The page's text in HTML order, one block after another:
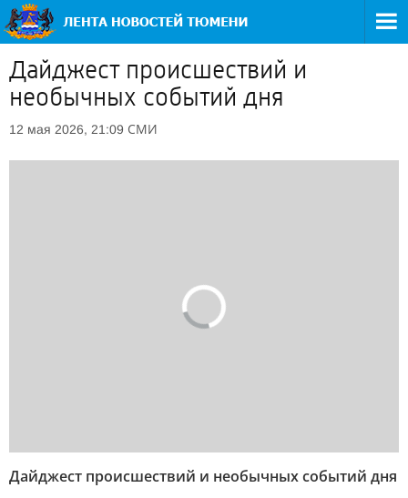
Дайджест происшествий и
необычных событий дня
12 мая 2026, 21:09 СМИ
Дайджест происшествий и необычных событий дня